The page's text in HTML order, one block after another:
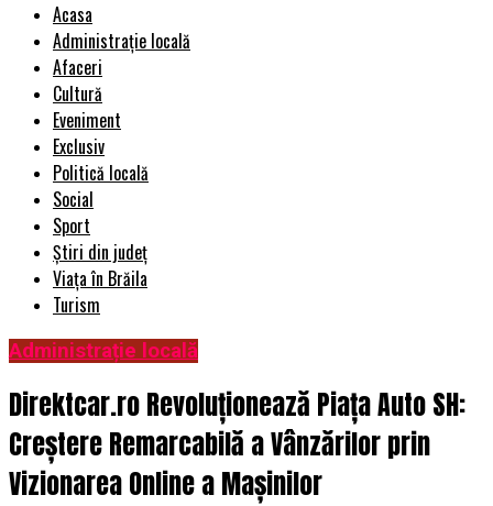
Acasa
Administrație locală
Afaceri
Cultură
Eveniment
Exclusiv
Politică locală
Social
Sport
Știri din județ
Viața în Brăila
Turism
Administrație locală
Direktcar.ro Revoluționează Piața Auto SH:
Creștere Remarcabilă a Vânzărilor prin
Vizionarea Online a Mașinilor